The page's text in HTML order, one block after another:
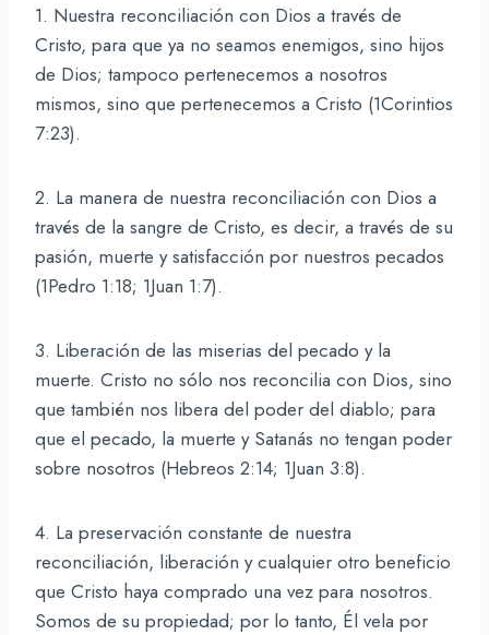
1. Nuestra reconciliación con Dios a través de
Cristo, para que ya no seamos enemigos, sino hijos
de Dios; tampoco pertenecemos a nosotros
mismos, sino que pertenecemos a Cristo (1Corintios
7:23).
2. La manera de nuestra reconciliación con Dios a
través de la sangre de Cristo, es decir, a través de su
pasión, muerte y satisfacción por nuestros pecados
(1Pedro 1:18; 1Juan 1:7).
3. Liberación de las miserias del pecado y la
muerte. Cristo no sólo nos reconcilia con Dios, sino
que también nos libera del poder del diablo; para
que el pecado, la muerte y Satanás no tengan poder
sobre nosotros (Hebreos 2:14; 1Juan 3:8).
4. La preservación constante de nuestra
reconciliación, liberación y cualquier otro beneficio
que Cristo haya comprado una vez para nosotros.
Somos de su propiedad; por lo tanto, Él vela por